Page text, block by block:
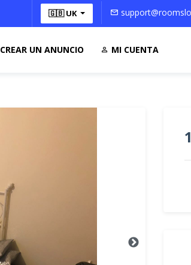
🇬🇧 UK
CREAR UN ANUNCIO MI CUENTA